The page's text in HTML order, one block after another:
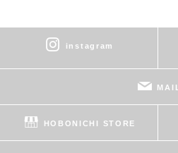
instagram
MAIL
HOBONICHI STORE